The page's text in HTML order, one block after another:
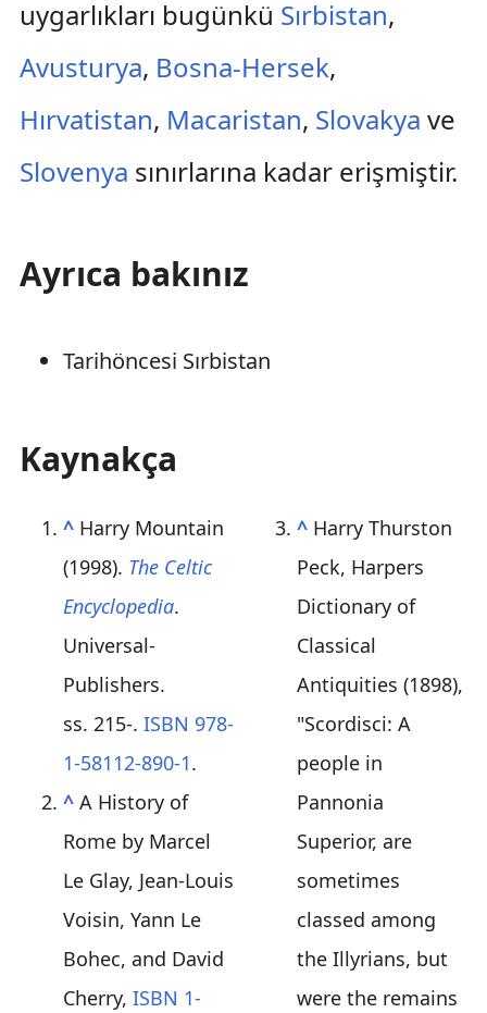
uygarlıkları bugünkü Sırbistan,
Avusturya, Bosna-Hersek,
Hırvatistan, Macaristan, Slovakya ve
Slovenya sınırlarına kadar erişmiştir.
Ayrıca bakınız
Tarihöncesi Sırbistan
Kaynakça
^ Harry Mountain
(1998). The Celtic
Encyclopedia.
Universal-
Publishers.
ss. 215-. ISBN 978-
1-58112-890-1.
^ A History of
Rome by Marcel
Le Glay, Jean-Louis
Voisin, Yann Le
Bohec, and David
Cherry, ISBN 1-
^ Harry Thurston
Peck, Harpers
Dictionary of
Classical
Antiquities (1898),
"Scordisci: A
people in
Pannonia
Superior, are
sometimes
classed among
the Illyrians, but
were the remains